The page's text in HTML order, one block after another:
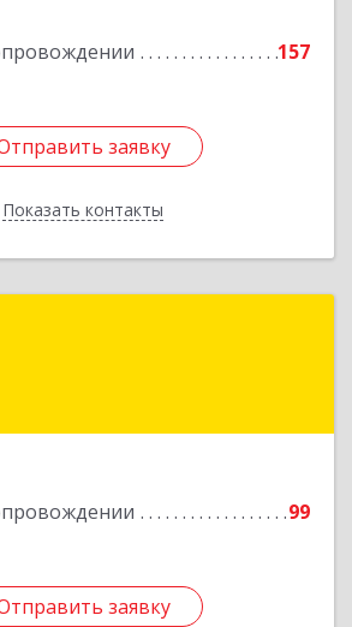
157
заявку
Показать контакты
Подробнее
заявку
Назад
99
заявку
обл, Лодейное Поле г,
заявку